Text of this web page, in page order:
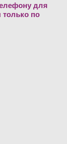
для
только по